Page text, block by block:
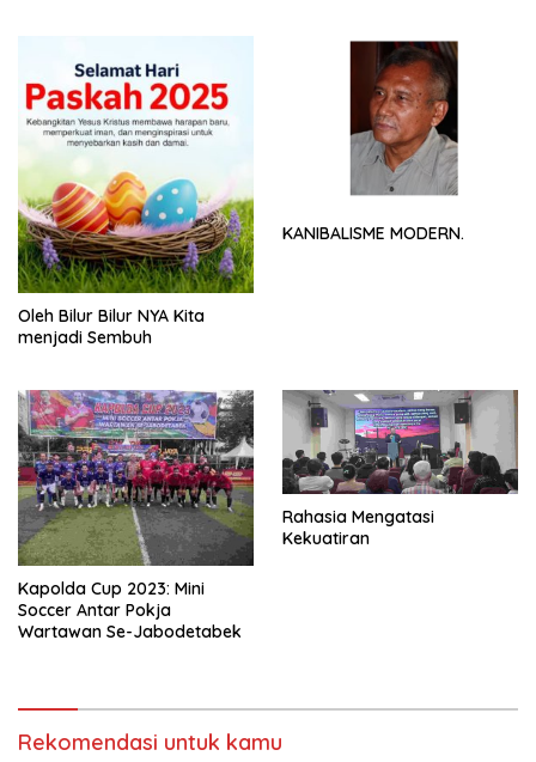
Oleh Bilur Bilur NYA Kita
menjadi Sembuh
KANIBALISME MODERN.
Kapolda Cup 2023: Mini
Soccer Antar Pokja
Wartawan Se-Jabodetabek
Rahasia Mengatasi
Kekuatiran
Rekomendasi untuk kamu